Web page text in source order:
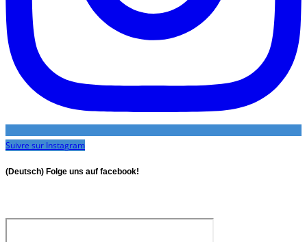
Suivre sur Instagram
(Deutsch) Folge uns auf facebook!